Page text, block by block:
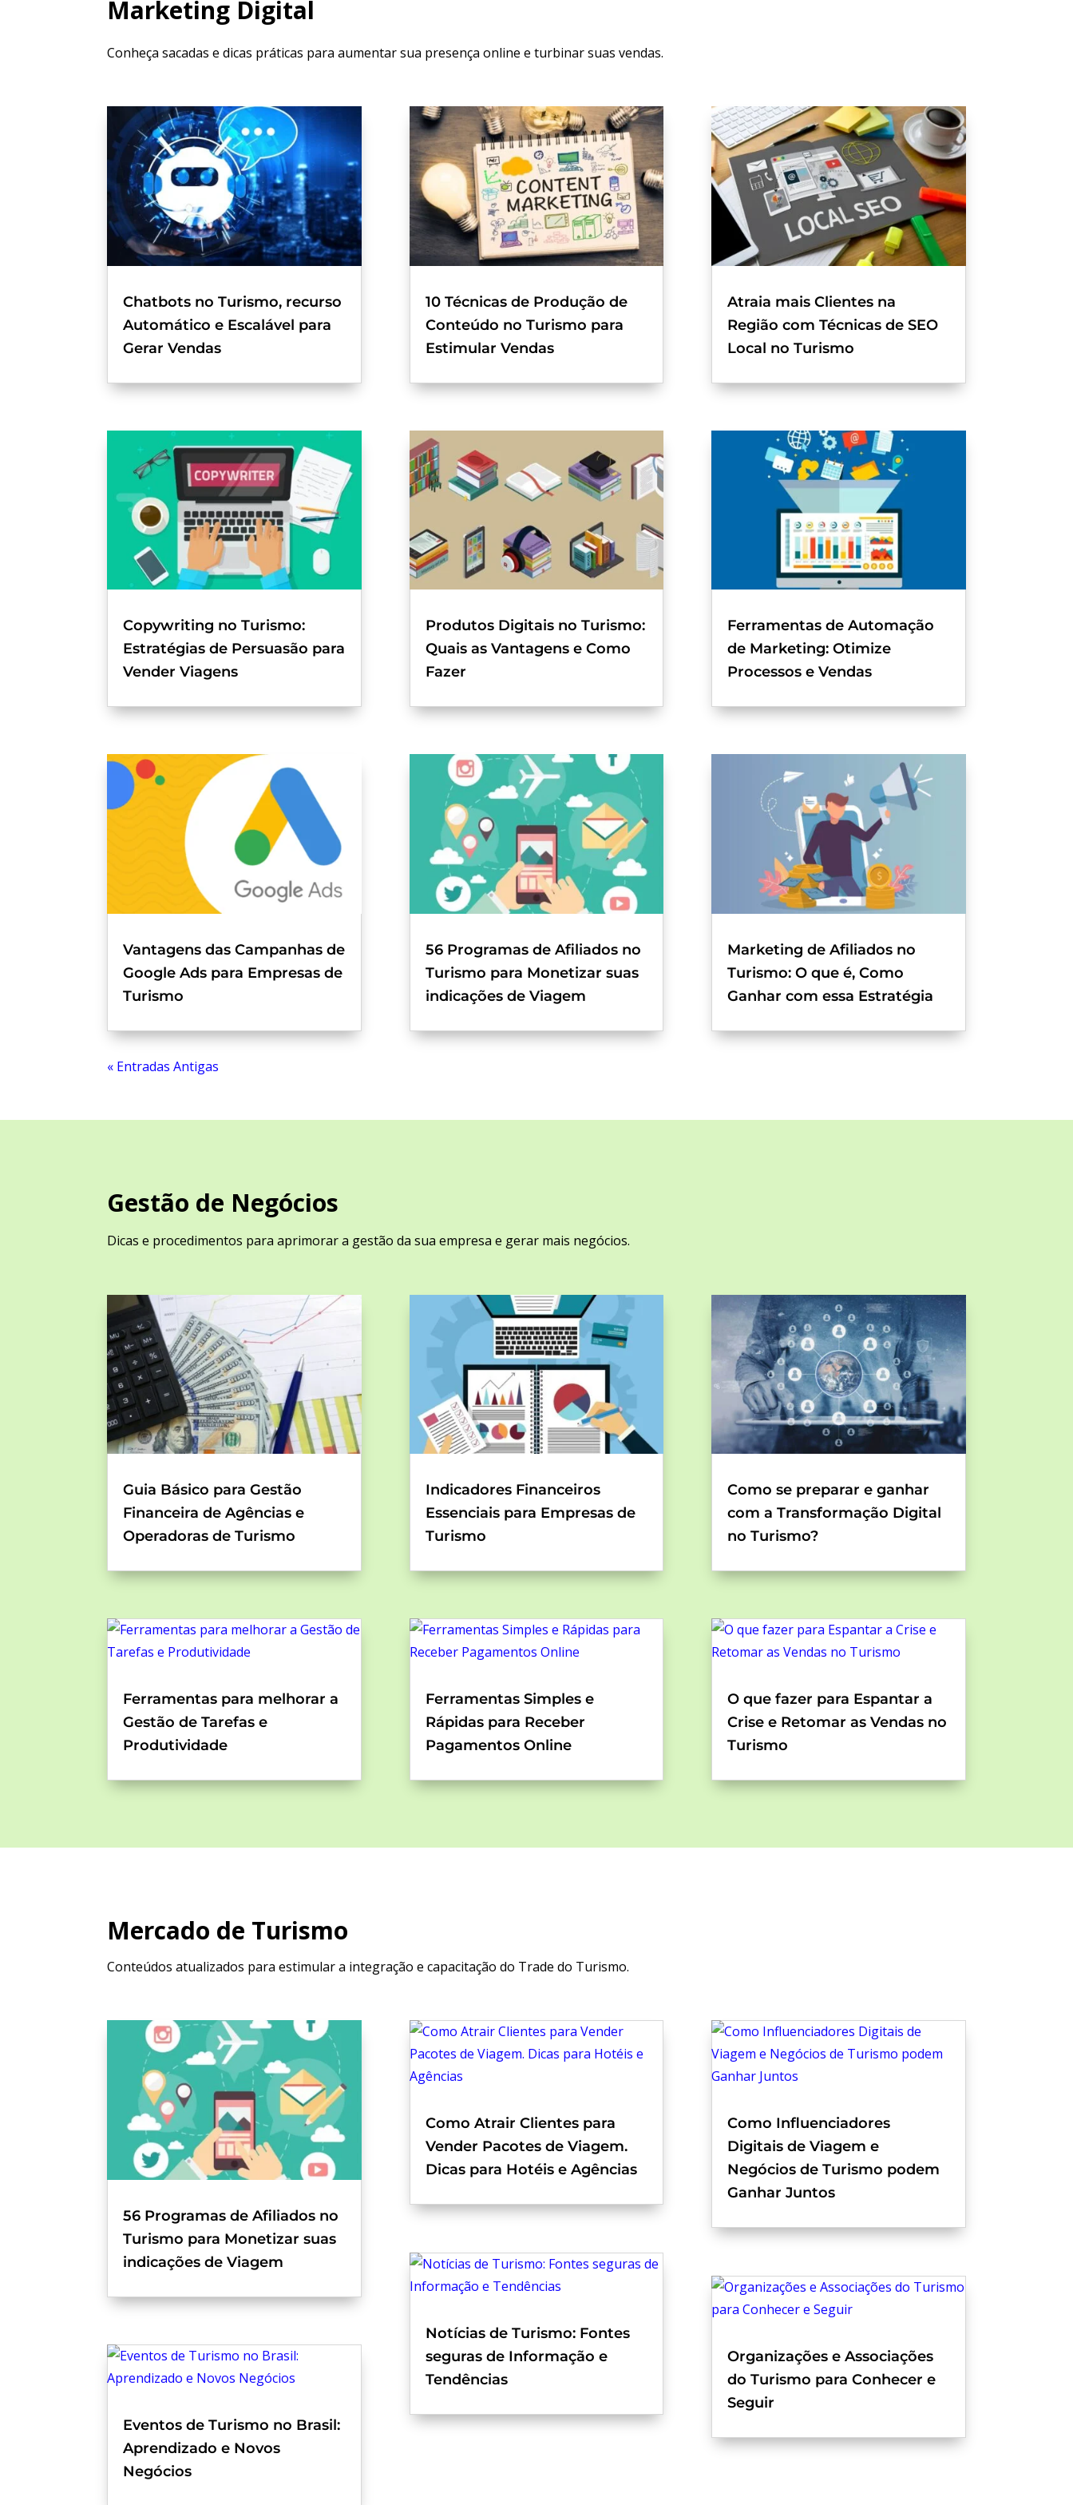
Marketing Digital
Conheça sacadas e dicas práticas para aumentar sua presença online e turbinar suas vendas.
Chatbots no Turismo, recurso
Automático e Escalável para
Gerar Vendas
Copywriting no Turismo:
Estratégias de Persuasão para
Vender Viagens
Vantagens das Campanhas de
Google Ads para Empresas de
Turismo
10 Técnicas de Produção de
Conteúdo no Turismo para
Estimular Vendas
Produtos Digitais no Turismo:
Quais as Vantagens e Como
Fazer
56 Programas de Afiliados no
Turismo para Monetizar suas
indicações de Viagem
Atraia mais Clientes na
Região com Técnicas de SEO
Local no Turismo
Ferramentas de Automação
de Marketing: Otimize
Processos e Vendas
Marketing de Afiliados no
Turismo: O que é, Como
Ganhar com essa Estratégia
« Entradas Antigas
Gestão de Negócios
Dicas e procedimentos para aprimorar a gestão da sua empresa e gerar mais negócios.
Guia Básico para Gestão
Financeira de Agências e
Operadoras de Turismo
Ferramentas para melhorar a
Gestão de Tarefas e
Produtividade
Indicadores Financeiros
Essenciais para Empresas de
Turismo
Ferramentas Simples e
Rápidas para Receber
Pagamentos Online
Como se preparar e ganhar
com a Transformação Digital
no Turismo?
O que fazer para Espantar a
Crise e Retomar as Vendas no
Turismo
Mercado de Turismo
Conteúdos atualizados para estimular a integração e capacitação do Trade do Turismo.
56 Programas de Afiliados no
Turismo para Monetizar suas
indicações de Viagem
Eventos de Turismo no Brasil:
Aprendizado e Novos
Negócios
Como Atrair Clientes para
Vender Pacotes de Viagem.
Dicas para Hotéis e Agências
Notícias de Turismo: Fontes
seguras de Informação e
Tendências
Como Influenciadores
Digitais de Viagem e
Negócios de Turismo podem
Ganhar Juntos
Organizações e Associações
do Turismo para Conhecer e
Seguir